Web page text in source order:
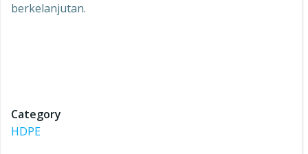
berkelanjutan.
Category
HDPE